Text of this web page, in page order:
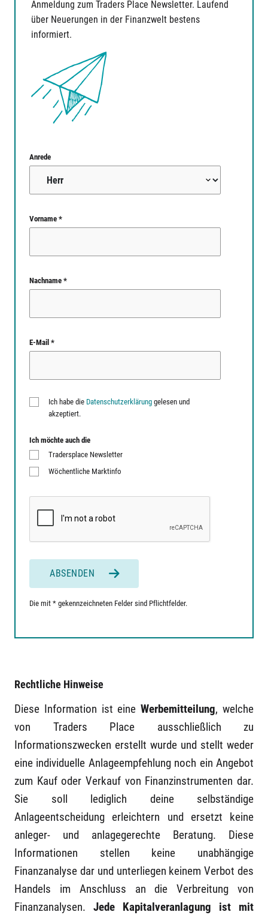
Anmeldung zum Traders Place Newsletter. Laufend
über Neuerungen in der Finanzwelt bestens
informiert.
Anrede
Vorname *
Nachname *
E-Mail *
Ich habe die Datenschutzerklärung gelesen und
akzeptiert.
Ich möchte auch die
Tradersplace Newsletter
Wöchentliche Marktinfo
ABSENDEN
Die mit * gekennzeichneten Felder sind Pflichtfelder.
Rechtliche Hinweise
Diese Information ist eineWerbemitteilung, welche
von Traders Place ausschließlich zu
Informationszwecken erstellt wurde und stellt weder
eine individuelle Anlageempfehlung noch ein Angebot
zum Kauf oder Verkauf von Finanzinstrumenten dar.
Sie soll lediglich deine selbständige
Anlageentscheidung erleichtern und ersetzt keine
anleger- und anlagegerechte Beratung. Diese
Informationen stellen keine unabhängige
Finanzanalyse dar und unterliegen keinem Verbot des
Handels im Anschluss an die Verbreitung von
Finanzanalysen. Jede Kapitalveranlagung ist mit